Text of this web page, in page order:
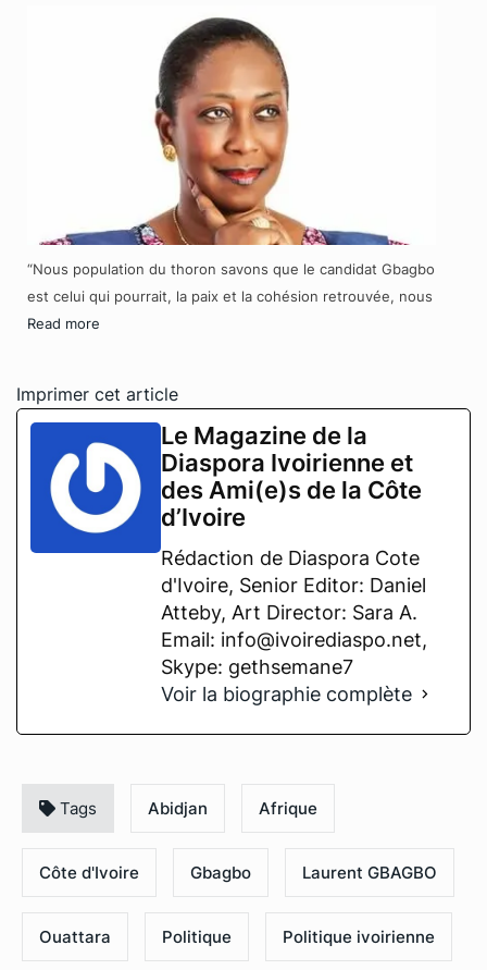
“Nous population du thoron savons que le candidat Gbagbo
est celui qui pourrait, la paix et la cohésion retrouvée, nous
Read more
Imprimer cet article
Le Magazine de la
Diaspora Ivoirienne et
des Ami(e)s de la Côte
d’Ivoire
Rédaction de Diaspora Cote
d'Ivoire, Senior Editor: Daniel
Atteby, Art Director: Sara A.
Email: info@ivoirediaspo.net,
Skype: gethsemane7
Voir la biographie complète
Tags Abidjan Afrique
Côte d'Ivoire Gbagbo Laurent GBAGBO
Ouattara Politique Politique ivoirienne